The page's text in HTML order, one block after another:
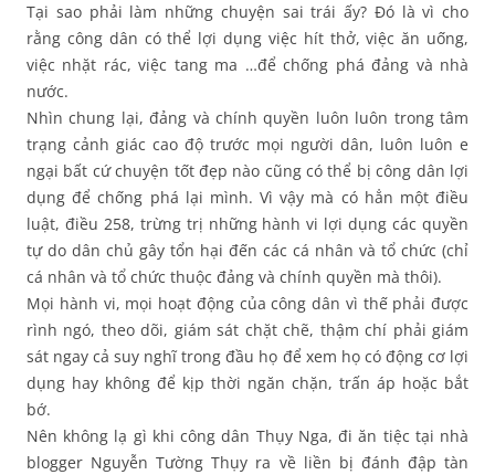
Tại sao phải làm những chuyện sai trái ấy? Đó là vì cho
rằng công dân có thể lợi dụng việc hít thở, việc ăn uống,
việc nhặt rác, việc tang ma …để chống phá đảng và nhà
nước.
Nhìn chung lại, đảng và chính quyền luôn luôn trong tâm
trạng cảnh giác cao độ trước mọi người dân, luôn luôn e
ngại bất cứ chuyện tốt đẹp nào cũng có thể bị công dân lợi
dụng để chống phá lại mình. Vì vậy mà có hẳn một điều
luật, điều 258, trừng trị những hành vi lợi dụng các quyền
tự do dân chủ gây tổn hại đến các cá nhân và tổ chức (chỉ
cá nhân và tổ chức thuộc đảng và chính quyền mà thôi).
Mọi hành vi, mọi hoạt động của công dân vì thế phải được
rình ngó, theo dõi, giám sát chặt chẽ, thậm chí phải giám
sát ngay cả suy nghĩ trong đầu họ để xem họ có động cơ lợi
dụng hay không để kịp thời ngăn chặn, trấn áp hoặc bắt
bớ.
Nên không lạ gì khi công dân Thụy Nga, đi ăn tiệc tại nhà
blogger Nguyễn Tường Thụy ra về liền bị đánh đập tàn